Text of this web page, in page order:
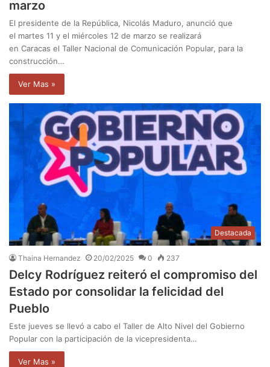
marzo
El presidente de la República, Nicolás Maduro, anunció que
el martes 11 y el miércoles 12 de marzo se realizará
en Caracas el Taller Nacional de Comunicación Popular, para la
construcción…
Ver Mas »
Destacada
Thaina Hernandez 20/02/2025 0 237
Delcy Rodríguez reiteró el compromiso del
Estado por consolidar la felicidad del
Pueblo
Este jueves se llevó a cabo el Taller de Alto Nivel del Gobierno
Popular con la participación de la vicepresidenta…
Ver Mas »